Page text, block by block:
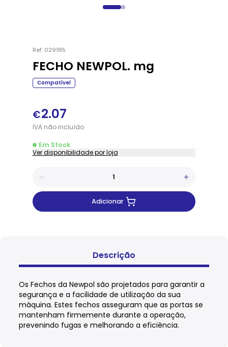
Ref. 029185
FECHO NEWPOL. mg
Compatível
€2.07
IVAnãoincluído
Em Stock
Ver disponibilidade por loja
Adicionar
Descrição
Os Fechos da Newpol são projetados para garantir a
segurança e a facilidade de utilização da sua
máquina. Estes fechos asseguram que as portas se
mantenham firmemente durante a operação,
prevenindo fugas e melhorando a eficiência.